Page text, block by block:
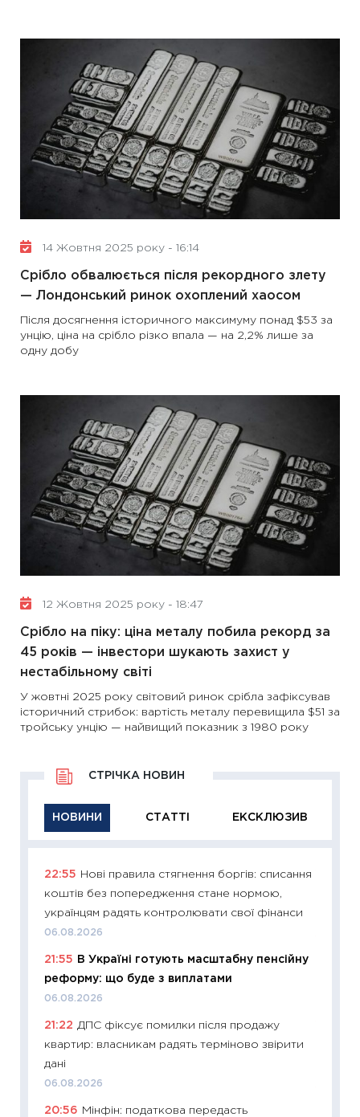
14 Жовтня 2025 року - 16:14
Срібло обвалюється після рекордного злету
— Лондонський ринок охоплений хаосом
Після досягнення історичного максимуму понад $53 за
унцію, ціна на срібло різко впала — на 2,2% лише за
одну добу
12 Жовтня 2025 року - 18:47
Срібло на піку: ціна металу побила рекорд за
45 років — інвестори шукають захист у
нестабільному світі
У жовтні 2025 року світовий ринок срібла зафіксував
історичний стрибок: вартість металу перевищила $51 за
тройську унцію — найвищий показник з 1980 року
НОВИНИ СТАТТІ ЕКСКЛЮЗИВ
СТРІЧКА НОВИН
22:55
Нові правила стягнення боргів: списання
коштів без попередження стане нормою,
українцям радять контролювати свої фінанси
06.08.2026
21:55
В Україні готують масштабну пенсійну
реформу: що буде з виплатами
06.08.2026
21:22 ДПС фіксує помилки після продажу
квартир: власникам радять терміново звірити
дані
06.08.2026
20:56 Мінфін: податкова передасть